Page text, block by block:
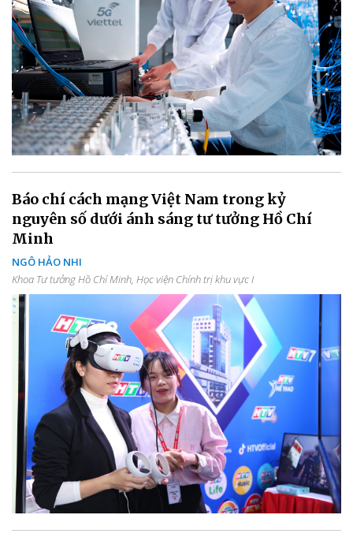
Báo chí cách mạng Việt Nam trong kỷ
nguyên số dưới ánh sáng tư tưởng Hồ Chí
Minh
NGÔ HẢO NHI
Khoa Tư tưởng Hồ Chí Minh, Học viện Chính trị khu vực I